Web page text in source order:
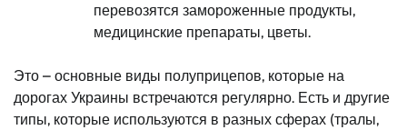
перевозятся замороженные продукты,
медицинские препараты, цветы.
Это – основные виды полуприцепов, которые на
дорогах Украины встречаются регулярно. Есть и другие
типы, которые используются в разных сферах (тралы,